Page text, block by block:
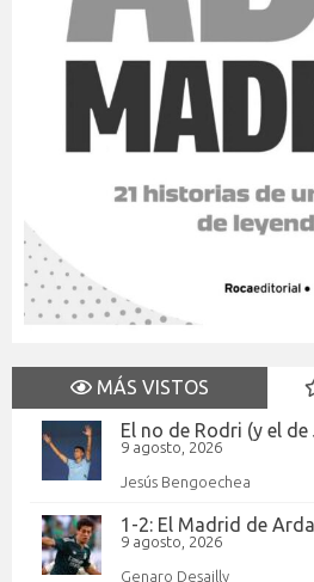
MÁS VISTOS
El no de Rodri (y el
9 agosto, 2026
Jesús Bengoechea
1-2: El Madrid de
9 agosto, 2026
Genaro Desailly